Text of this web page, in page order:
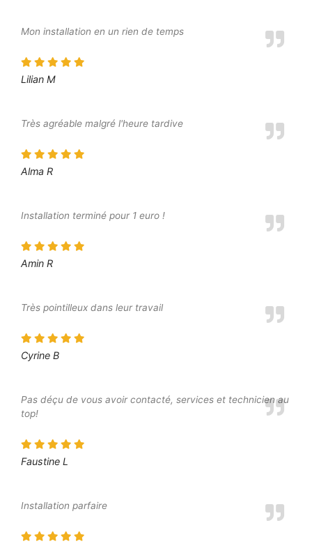
Mon installation en un rien de temps
Lilian M
Très agréable malgré l'heure tardive
Alma R
Installation terminé pour 1 euro !
Amin R
Très pointilleux dans leur travail
Cyrine B
Pas déçu de vous avoir contacté, services et technicien au
top!
Faustine L
Installation parfaire